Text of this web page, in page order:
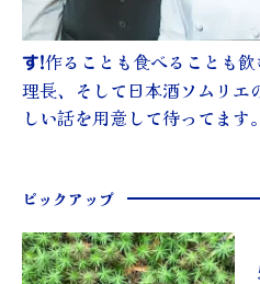
す!作ることも食べることも
理長、そして日本酒ソムリエ
しい話を用意して待ってます
ピックアップ